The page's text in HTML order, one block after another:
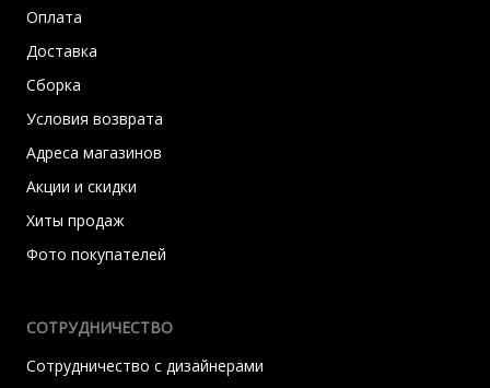
Оплата
Доставка
Сборка
Условия возврата
Адреса магазинов
Акции и скидки
Хиты продаж
Фото покупателей
СОТРУДНИЧЕСТВО
Сотрудничество с дизайнерами